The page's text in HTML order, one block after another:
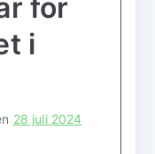
för
i
28 juli 2024